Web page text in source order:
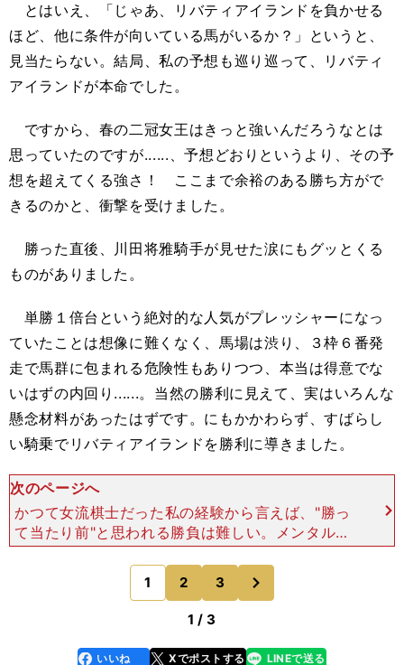
とはいえ、「じゃあ、リバティアイランドを負かせる
ほど、他に条件が向いている馬がいるか？」というと、
見当たらない。結局、私の予想も巡り巡って、リバティ
アイランドが本命でした。
ですから、春の二冠女王はきっと強いんだろうなとは
思っていたのですが......、予想どおりというより、その予
想を超えてくる強さ！ ここまで余裕のある勝ち方がで
きるのかと、衝撃を受けました。
勝った直後、川田将雅騎手が見せた涙にもグッとくる
ものがありました。
単勝１倍台という絶対的な人気がプレッシャーになっ
ていたことは想像に難くなく、馬場は渋り、３枠６番発
走で馬群に包まれる危険性もありつつ、本当は得意でな
いはずの内回り......。当然の勝利に見えて、実はいろんな
懸念材料があったはずです。にもかかわらず、すばらし
い騎乗でリバティアイランドを勝利に導きました。
次のページへ
かつて女流棋士だった私の経験から言えば、"勝っ
て当たり前"と思われる勝負は難しい。メンタル的
に勝ち方がわからなくなるような、謎のプレッシャ
ーを感じることがよくあります。 あれだけ強けれ
ば、勝って当た
1 2 3
1 / 3
faceboo
いいね Xでポストする
line LINEで送る